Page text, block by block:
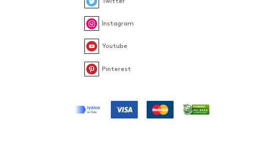
İnstagram
Youtube
Pinterest